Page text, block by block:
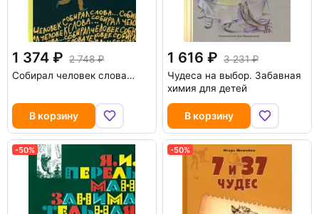
1 374
2 748
Собирал человек слова…
В корзину
1 616
3 231
Чудеса на выбор. Забавная
химия для детей
В корзину
-50% -50%